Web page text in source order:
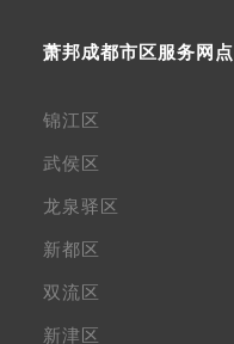
萧邦成都市区服务网点
锦江区
武侯区
龙泉驿区
新都区
双流区
新津区